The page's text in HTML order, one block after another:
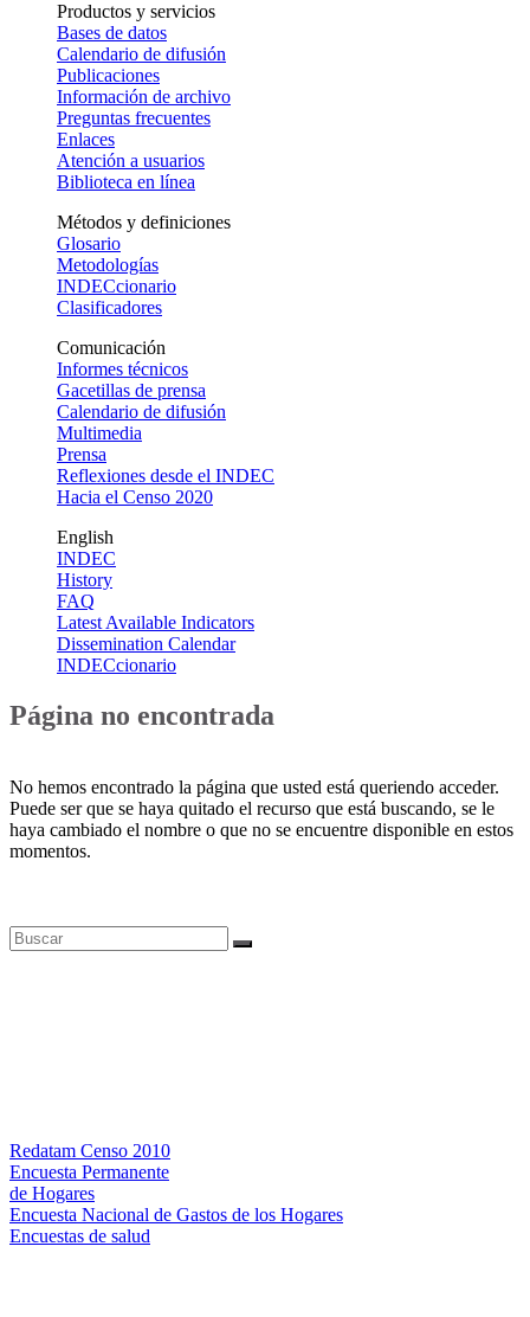
Productos y servicios
Bases de datos
Calendario de difusión
Publicaciones
Información de archivo
Preguntas frecuentes
Enlaces
Atención a usuarios
Biblioteca en línea
Métodos y definiciones
Glosario
Metodologías
INDECcionario
Clasificadores
Comunicación
Informes técnicos
Gacetillas de prensa
Calendario de difusión
Multimedia
Prensa
Reflexiones desde el INDEC
Hacia el Censo 2020
English
INDEC
History
FAQ
Latest Available Indicators
Dissemination Calendar
INDECcionario
Página no encontrada
No hemos encontrado la página que usted está queriendo acceder.
Puede ser que se haya quitado el recurso que está buscando, se le
haya cambiado el nombre o que no se encuentre disponible en estos
momentos.
Redatam Censo 2010
Encuesta Permanente
de Hogares
Encuesta Nacional de Gastos de los Hogares
Encuestas de salud